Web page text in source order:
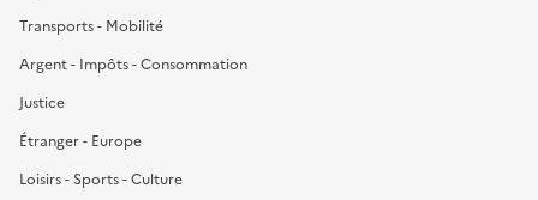
Transports - Mobilité
Argent - Impôts - Consommation
Justice
Étranger - Europe
Loisirs - Sports - Culture